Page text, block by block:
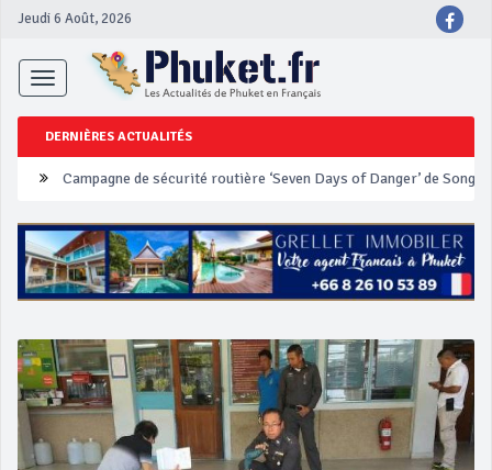
Jeudi 6 Août, 2026
Toggle
navigation
DERNIÈRES ACTUALITÉS
Un touriste français blessé en se faisant arracher son collier en
Phuket Peranakan Festival
‘Phuket Eye’ assurera la sécurité pendant Songkran
Campagne de sécurité routière ‘Seven Days of Danger’ de